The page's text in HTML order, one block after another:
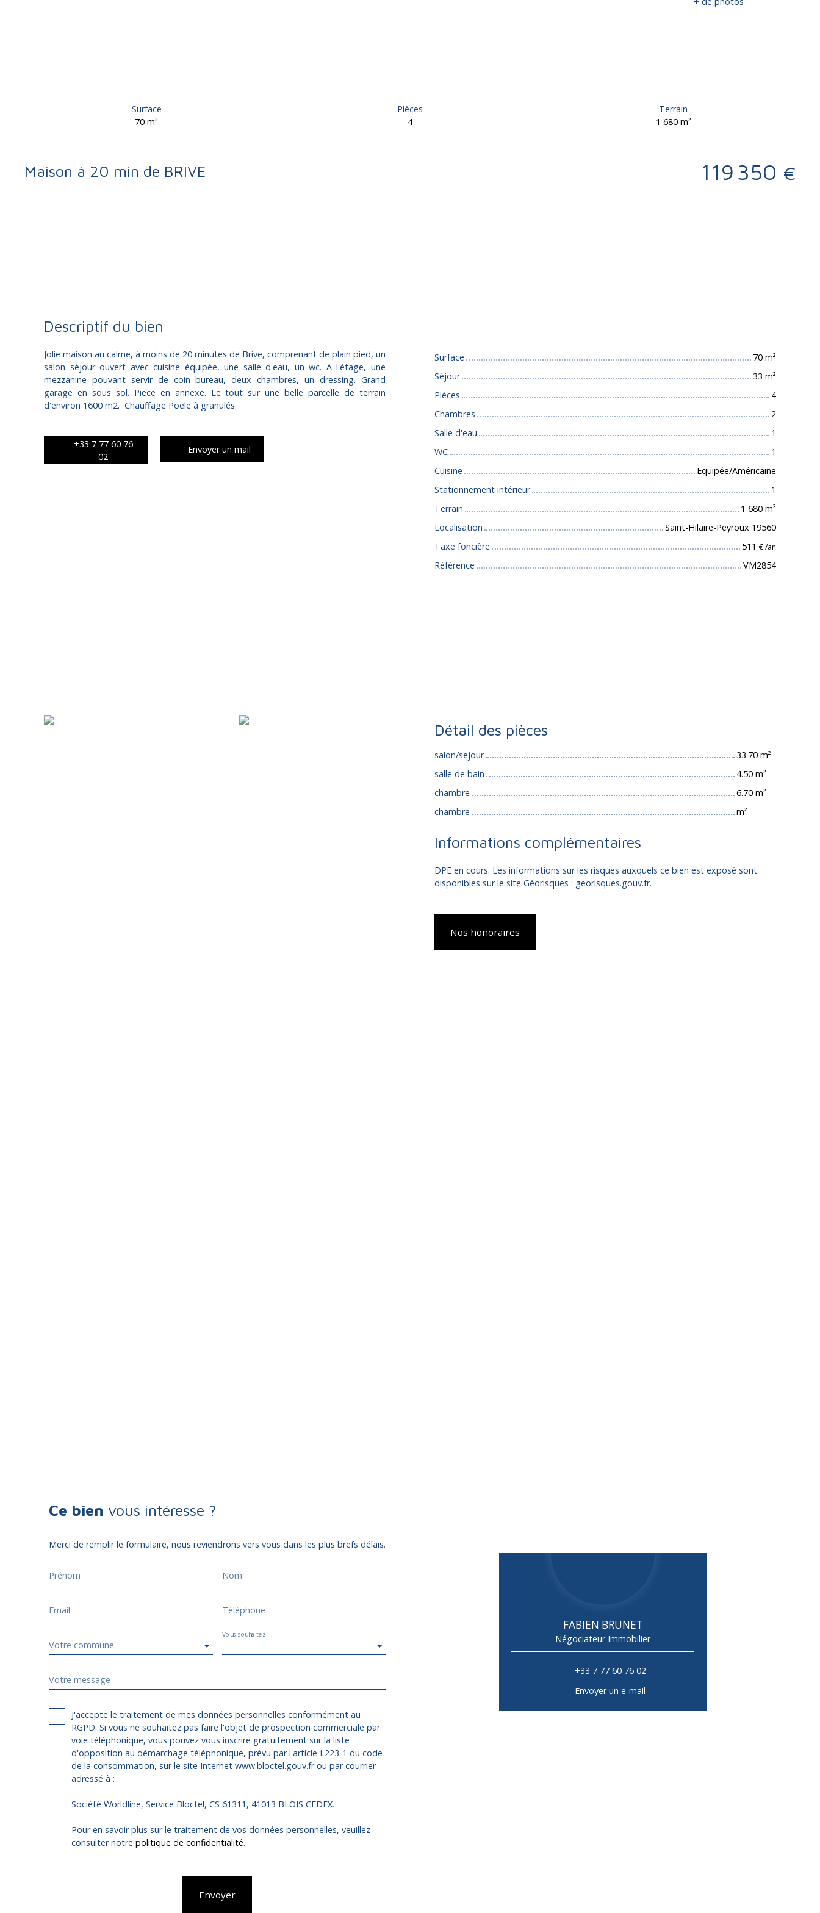
Surface
70m²
Pièces
4
Terrain
1 680 m²
Maison à 20 min de BRIVE 119 350 €
Descriptif du bien
Jolie maison au calme, à moins de 20 minutes de Brive, comprenant de plain pied, un
salon séjour ouvert avec cuisine équipée, une salle d'eau, un wc. A l'étage, une
mezzanine pouvant servir de coin bureau, deux chambres, un dressing. Grand
garage en sous sol. Piece en annexe. Le tout sur une belle parcelle de terrain
d'environ 1600 m2. Chauffage Poele à granulés.
+33 7 77 60 76
02
Envoyer un mail
Surface 70 m²
Séjour
33 m²
Pièces
4
Chambres
2
Salle d'eau
1
WC
1
Cuisine
Equipée/Américaine
Stationnement intérieur
1
Terrain
1 680 m²
Localisation
Saint-Hilaire-Peyroux 19560
Taxe foncière
511 € /an
Référence VM2854
Détail des pièces
salon/sejour
33.70 m²
salle de bain
4.50 m²
chambre
6.70 m²
chambre
m²
Informations complémentaires
DPE en cours. Les informations sur les risques auxquels ce bien est exposé sont
disponibles sur le site Géorisques : georisques.gouv.fr.
Nos honoraires
Ce bien vous intéresse ?
Merci de remplir le formulaire, nous reviendrons vers vous dans les plus brefs délais.
Prénom Nom
Email Téléphone
Votre commune -
Vous souhaitez
Votre message
J'accepte le traitement de mes données personnelles conformément au
RGPD. Si vous ne souhaitez pas faire l'objet de prospection commerciale par
voie téléphonique, vous pouvez vous inscrire gratuitement sur la liste
d'opposition au démarchage téléphonique, prévu par l'article L223-1 du code
de la consommation, sur le site Internet www.bloctel.gouv.fr ou par courrier
adressé à :
Société Worldline, Service Bloctel, CS 61311, 41013 BLOIS CEDEX.
Pour en savoir plus sur le traitement de vos données personnelles, veuillez
consulter notre politique de confidentialité.
Envoyer
FABIEN BRUNET
Négociateur Immobilier
+33 7 77 60 76 02
Envoyer un e-mail